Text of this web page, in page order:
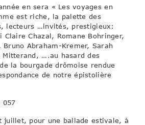
en sera « Les voyages en
est riche, la palette des
lecteurs …invités, prestigieux:
Claire Chazal, Romane Bohringer,
Bruno Abraham-Kremer, Sarah
Mitterand, ….au hasard des
la bourgade drômoise rendue
de notre épistolière
juillet, pour une ballade estivale, à